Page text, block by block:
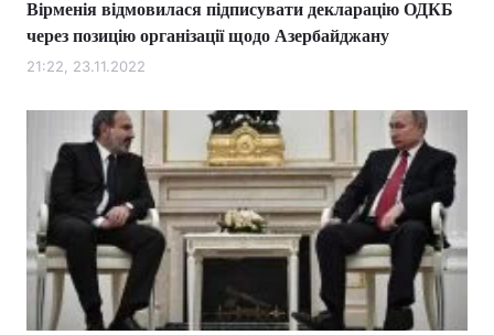
Вірменія відмовилася підписувати декларацію ОДКБ
через позицію організації щодо Азербайджану
21:22, 23.11.2022